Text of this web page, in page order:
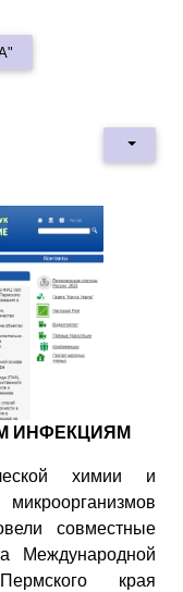
ИНФЕКЦИЯМ
химии и
совместные
Международной
края